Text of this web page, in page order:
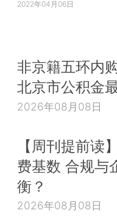
2022年04月06日
非京籍五环内
北京市公积金
2026年08月08日
【周刊提前读
费基数 合规与
衡？
2026年08月08日